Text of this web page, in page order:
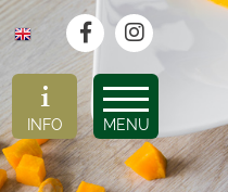
MENU
INFO